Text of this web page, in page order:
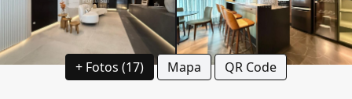
+ Fotos (17) Mapa QR Code